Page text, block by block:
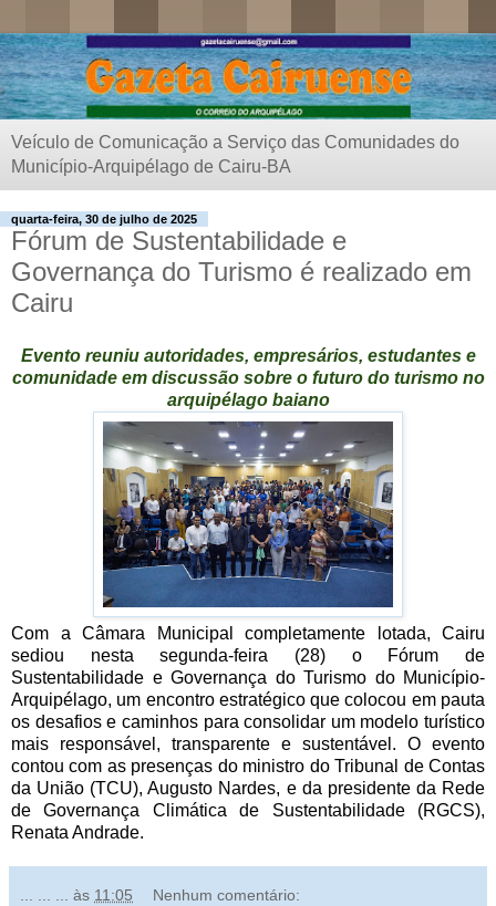
Veículo de Comunicação a Serviço das Comunidades do
Município-Arquipélago de Cairu-BA
quarta-feira, 30 de julho de 2025
Fórum de Sustentabilidade e
Governança do Turismo é realizado em
Cairu
Evento reuniu autoridades, empresários, estudantes e
comunidade em discussão sobre o futuro do turismo no
arquipélago baiano
Com a Câmara Municipal completamente lotada, Cairu
sediou nesta segunda-feira (28) o Fórum de
Sustentabilidade e Governança do Turismo do Município-
Arquipélago, um encontro estratégico que colocou em pauta
os desafios e caminhos para consolidar um modelo turístico
mais responsável, transparente e sustentável. O evento
contou com as presenças do ministro do Tribunal de Contas
da União (TCU), Augusto Nardes, e da presidente da Rede
de Governança Climática de Sustentabilidade (RGCS),
Renata Andrade.
às 11:05 Nenhum comentário: